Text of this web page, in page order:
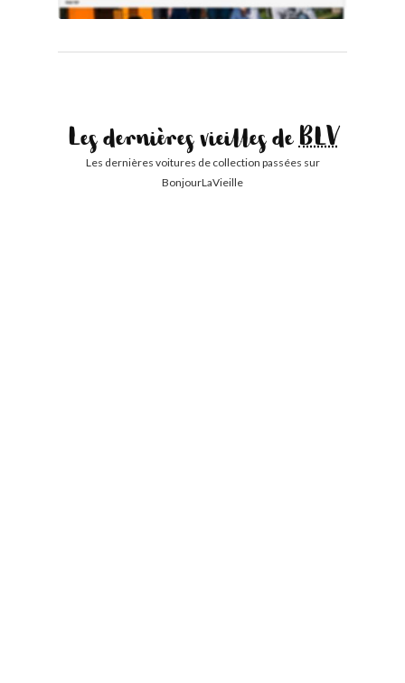
Les dernières vieilles deBLV
Les dernières voitures de collection passées sur
BonjourLaVieille